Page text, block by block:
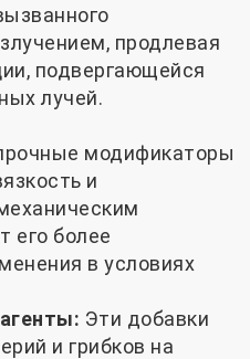
продлевая
подвергающейся
лучей.
модификаторы
и
его более
в условиях
Эти добавки
и грибков на